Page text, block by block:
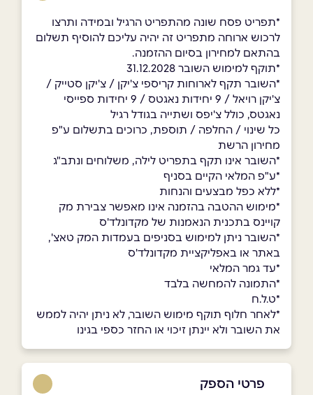
*תפריט פסח שונה מהתפריט הרגיל ובמידה ותרצו
לרכוש ארוחה מתפריט זה יהיה עליכם להוסיף תשלום
בהתאם למחירון בסיום ההזמנה.
*תוקף למימוש השובר 31.12.2028
*השובר תקף לארוחות קריספי צ'יקן / צ'יקן סטייק /
צ'יקן רויאל / 9 יחידות נאגטס / 9 יחידות ספייסי
נאגטס, כולל צ'יפס ושתייה בגודל רגיל
כל שינוי / החלפה / תוספת, כרוכים בתשלום ע"פ
מחירון הרשת
*השובר אינו תקף בתפריט לילה, משלוחים ונתב"ג
*ע"פ המלאי הקיים בסניף
*ללא כפל מבצעים והנחות
*מימוש ההטבה בהזמנה אינו מאפשר צבירת מק
קויינס בתכנית הנאמנות של מקדונלד'ס
*השובר ניתן למימוש בסניפים בעמדות המק טאצ',
באתר או באפליקציית מקדונלד'ס
*עד גמר המלאי
*התמונה להמחשה בלבד
*ט.ל.ח
*לאחר חלוף תוקף מימוש השובר, לא ניתן יהיה לממש
את השובר ולא יינתן זיכוי או החזר כספי בגינו
פרטי הספק